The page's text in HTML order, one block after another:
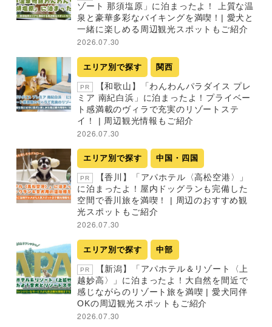
ゾート 那須塩原」に泊まったよ！ 上質な温
泉と豪華多彩なバイキングを満喫！| 愛犬と
一緒に楽しめる周辺観光スポットもご紹介
2026.07.30
エリア別で探す 関西
PR
【和歌山】「わんわんパラダイス プレ
ミア 南紀白浜」に泊まったよ！プライベー
ト感満載のヴィラで充実のリゾートステ
イ！ | 周辺観光情報もご紹介
2026.07.30
エリア別で探す 中国・四国
PR
【香川】「アパホテル〈高松空港〉」
に泊まったよ！屋内ドッグランも完備した
空間で香川旅を満喫！ | 周辺のおすすめ観
光スポットもご紹介
2026.07.30
エリア別で探す 中部
PR
【新潟】「アパホテル＆リゾート〈上
越妙高〉」に泊まったよ！大自然を間近で
感じながらのリゾート旅を満喫 | 愛犬同伴
OKの周辺観光スポットもご紹介
2026.07.30